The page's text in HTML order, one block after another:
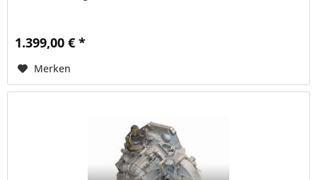
1.399,00 € *
Merken